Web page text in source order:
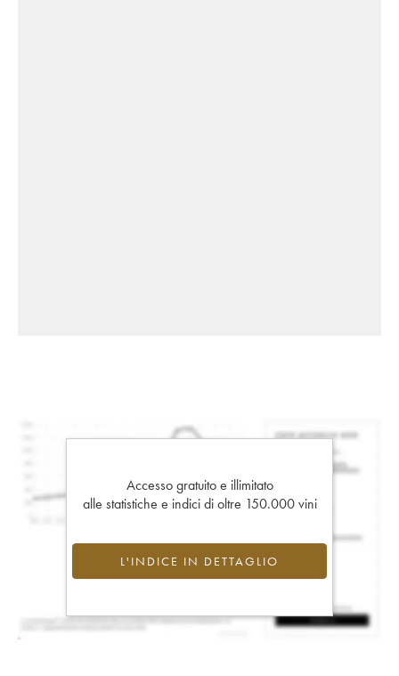
Accesso gratuito e illimitato
alle statistiche e indici di oltre 150.000 vini
L'INDICE IN DETTAGLIO